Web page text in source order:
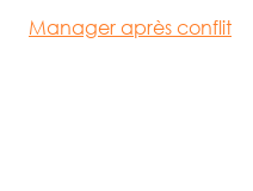
Manager après conflit